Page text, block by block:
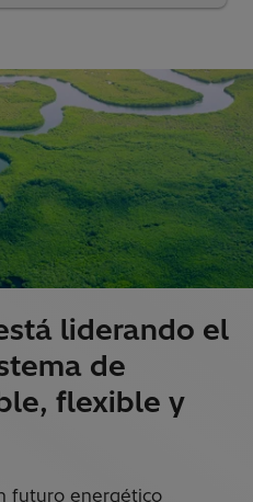
liderando el
de
flexible y
futuro energético